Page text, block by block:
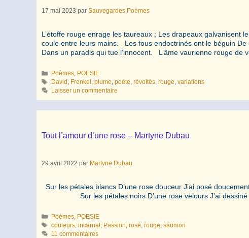
17 mai 2023 par Sauvegardes Poèmes
L’étoffe rouge enrage les taureaux ; Les drapeaux galvanisent
coule entre leurs mains. Les fous endoctrinés ont le béguin
Dans un paradis qui tue l’innocent. L’âme vaurienne rouge de
Catégories
Poèmes, POESIE
Étiquettes
David , Frenkel ,plume,poète,révoltés,rouge,variations
Laisser un commentaire
Tout l’amour d’une rose – Martyne Dubau
29 avril 2022 par Martyne Dubau
Sur les pétales blancs D’une rose douceur J’ai posé
Sur les pétales noirs D’une rose velours J’ai dessiné
Catégories
Poèmes, POESIE
Étiquettes
couleurs,incarnat, Passion,rose,rouge,saumon
11 commentaires